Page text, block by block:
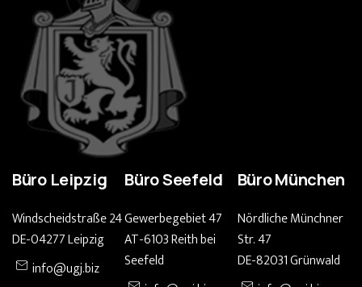
Büro Leipzig
Windscheidstraße 24
DE-04277 Leipzig
info@ugj.biz
Büro Seefeld
Gewerbegebiet 47
AT-6103 Reith bei
Seefeld
Büro München
Nördliche Münchner
Str. 47
DE-82031 Grünwald